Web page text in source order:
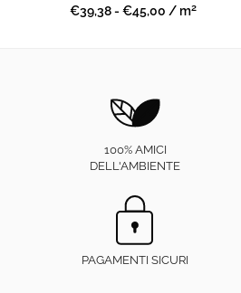
Prezzo
€39,38 - €45,00 / m2
100% AMICI
DELL'AMBIENTE
PAGAMENTI SICURI